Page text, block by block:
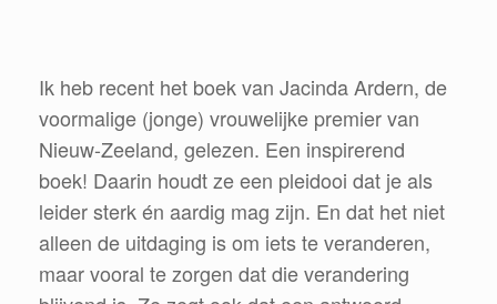
Ik heb recent het boek van Jacinda Ardern, de
voormalige (jonge) vrouwelijke premier van
Nieuw-Zeeland, gelezen. Een inspirerend
boek! Daarin houdt ze een pleidooi dat je als
leider sterk én aardig mag zijn. En dat het niet
alleen de uitdaging is om iets te veranderen,
maar vooral te zorgen dat die verandering